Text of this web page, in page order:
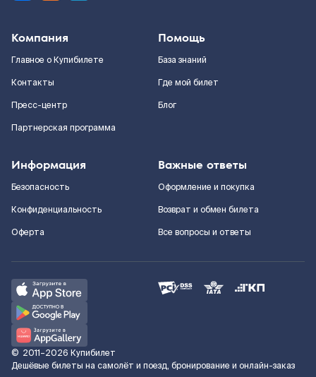
Компания
Главное о Купибилете
Контакты
Пресс-центр
Партнерская программа
Помощь
База знаний
Где мой билет
Блог
Информация
Безопасность
Конфиденциальность
Оферта
Важные ответы
Оформление и покупка
Возврат и обмен билета
Все вопросы и ответы
© 2011–2026 Купибилет
Дешёвые билеты на самолёт и поезд, бронирование и онлайн-заказ